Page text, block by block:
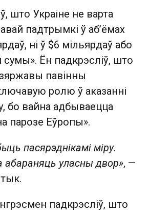
што Украіне не варта
падтрымкі ў аб’ёмах
ні ў $6 мільярдаў або
сумы». Ён падкрэсліў, што
павінны
ролю ў аказанні
бо вайна адбываецца
парозе Еўропы».
пасярэднікамі міру.
абараняць уласны двор», —
падкрэсліў, што